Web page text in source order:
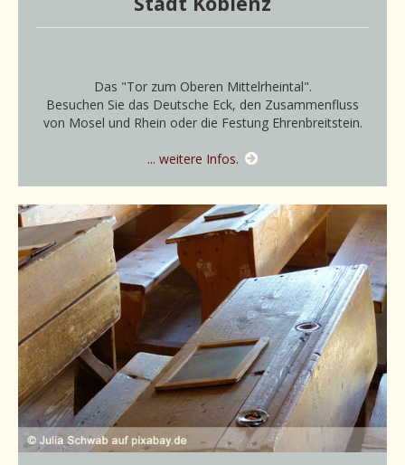
Das "Tor zum Oberen Mittelrheintal".
Besuchen Sie das Deutsche Eck, den Zusammenfluss
von Mosel und Rhein oder die Festung Ehrenbreitstein.
... weitere Infos.